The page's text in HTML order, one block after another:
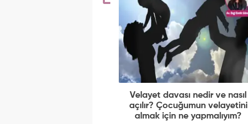
Velayet davası nedir ve nasıl
açılır? Çocuğumun velayetini
almak için ne yapmalıyım?